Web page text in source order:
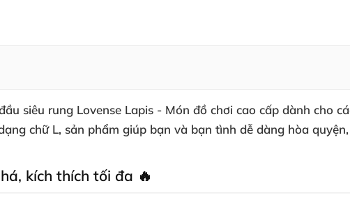
siêu rung Lovense Lapis - Món đồ chơi cao cấp dành cho
chữ L, sản phẩm giúp bạn và bạn tình dễ dàng hòa
kích thích tối đa 🔥